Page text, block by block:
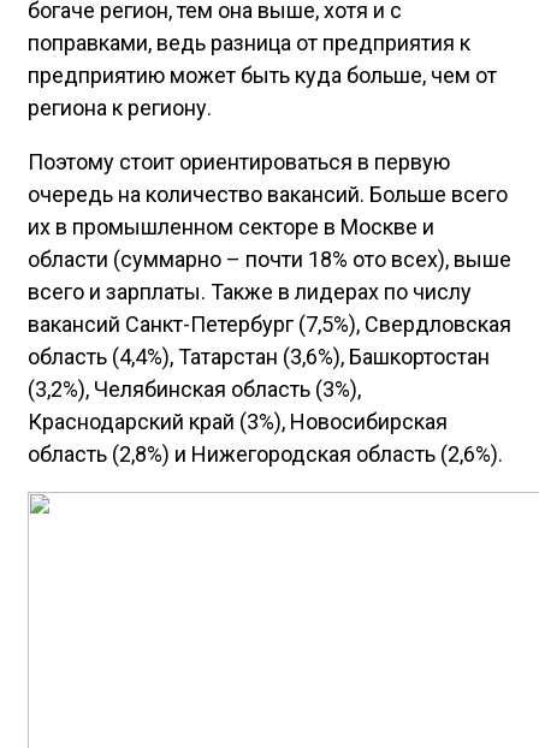
богаче регион, тем она выше, хотя и с
поправками, ведь разница от предприятия к
предприятию может быть куда больше, чем от
региона к региону.
Поэтому стоит ориентироваться в первую
очередь на количество вакансий. Больше всего
их в промышленном секторе в Москве и
области (суммарно – почти 18% ото всех), выше
всего и зарплаты. Также в лидерах по числу
вакансий Санкт-Петербург (7,5%), Свердловская
область (4,4%), Татарстан (3,6%), Башкортостан
(3,2%), Челябинская область (3%),
Краснодарский край (3%), Новосибирская
область (2,8%) и Нижегородская область (2,6%).